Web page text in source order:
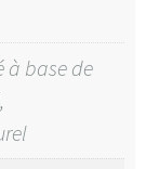
à base de